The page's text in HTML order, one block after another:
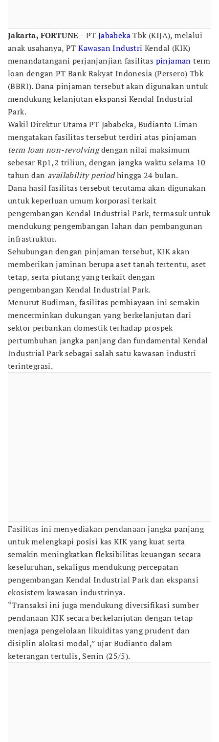
Jakarta, FORTUNE - PT JababekaTbk (KIJA), melalui
anak usahanya, PTKawasan Industri Kendal (KIK)
menandatangani perjanjanjian fasilitas pinjaman term
loan dengan PT Bank Rakyat Indonesia (Persero) Tbk
(BBRI). Dana pinjaman tersebut akan digunakan untuk
mendukung kelanjutan ekspansi Kendal Industrial
Park.
Wakil Direktur Utama PT Jababeka, Budianto Liman
mengatakan fasilitas tersebut terdiri atas pinjaman
term loan non-revolvingdengan nilai maksimum
sebesar Rp1,2 triliun, dengan jangka waktu selama 10
tahun dan availability periodhingga 24 bulan.
Dana hasil fasilitas tersebut terutama akan digunakan
untuk keperluan umum korporasi terkait
pengembangan Kendal Industrial Park, termasuk untuk
mendukung pengembangan lahan dan pembangunan
infrastruktur.
Sehubungan dengan pinjaman tersebut, KIK akan
memberikan jaminan berupa aset tanah tertentu, aset
tetap, serta piutang yang terkait dengan
pengembangan Kendal Industrial Park.
Menurut Budiman, fasilitas pembiayaan ini semakin
mencerminkan dukungan yang berkelanjutan dari
sektor perbankan domestik terhadap prospek
pertumbuhan jangka panjang dan fundamental Kendal
Industrial Park sebagai salah satu kawasan industri
terintegrasi.
Fasilitas ini menyediakan pendanaan jangka panjang
untuk melengkapi posisi kas KIK yang kuat serta
semakin meningkatkan fleksibilitas keuangan secara
keseluruhan, sekaligus mendukung percepatan
pengembangan Kendal Industrial Park dan ekspansi
ekosistem kawasan industrinya.
“Transaksi ini juga mendukung diversifikasi sumber
pendanaan KIK secara berkelanjutan dengan tetap
menjaga pengelolaan likuiditas yang prudent dan
disiplin alokasi modal,” ujar Budianto dalam
keterangan tertulis, Senin (25/5).